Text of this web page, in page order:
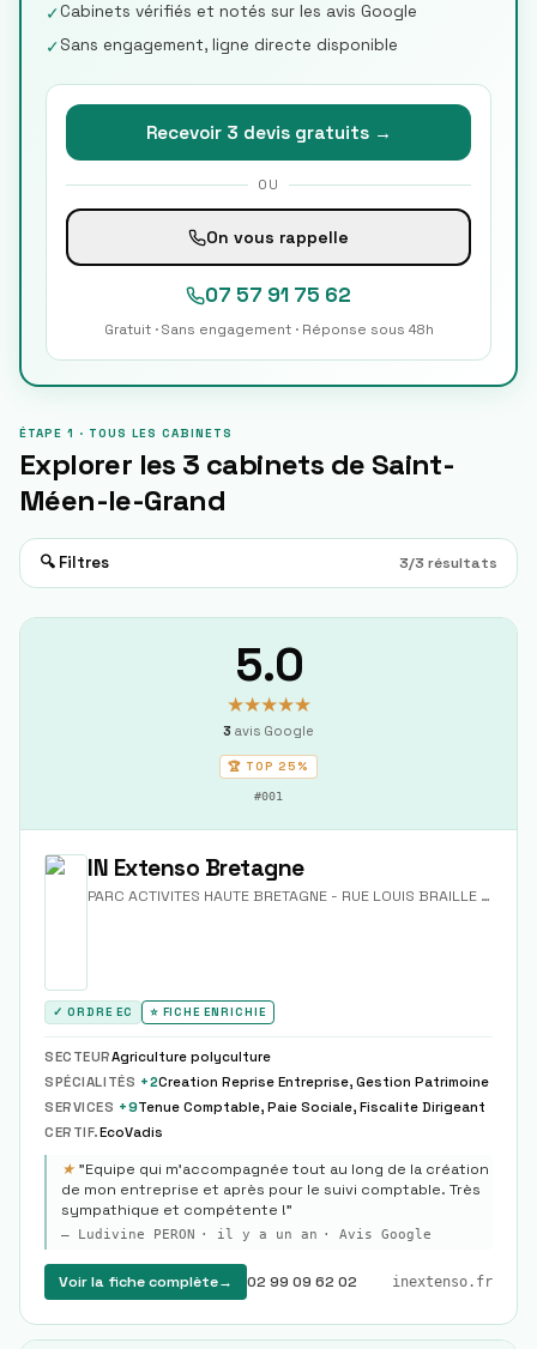
✓Cabinets vérifiés et notés sur les avis Google
✓Sans engagement, ligne directe disponible
Recevoir 3 devis gratuits →
OU
On vous rappelle
07 57 91 75 62
Gratuit · Sans engagement · Réponse sous 48h
ÉTAPE 1 · TOUS LES CABINETS
Explorer les 3 cabinets de Saint-
Méen-le-Grand
🔍 Filtres 3/3 résultats
5.0
★★★★★
3 avis Google
🏆 TOP 25%
#001
IN Extenso Bretagne
PARC ACTIVITES HAUTE BRETAGNE - RUE LOUIS BRAILLE - SECTEUR PETIT MAUPAS
✓ ORDRE EC ⭐ FICHE ENRICHIE
SECTEURAgriculture polyculture
SPÉCIALITÉS +2Creation Reprise Entreprise, Gestion Patrimoine
SERVICES +9Tenue Comptable, Paie Sociale, Fiscalite Dirigeant
CERTIF.EcoVadis
★ "Equipe qui m'accompagnée tout au long de la création
de mon entreprise et après pour le suivi comptable. Très
sympathique et compétente !"
— Ludivine PERON · il y a un an · Avis Google
Voir la fiche complète→ 02 99 09 62 02 inextenso.fr